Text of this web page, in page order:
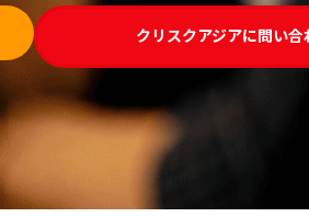
クリスクアジアに問い合